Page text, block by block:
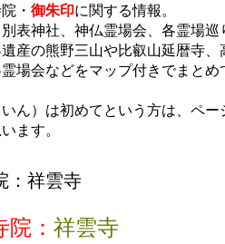
・ 御朱印に関する情報。
表神社、神仏霊場会、各霊場巡
産の熊野三山や比叡山延暦寺、
場会などをマップ付きでまとめ
いん）は初めてという方は、ペ
ます。
：祥雲寺
： 祥雲寺